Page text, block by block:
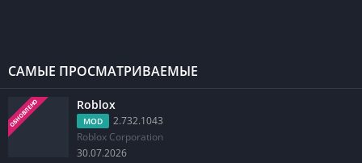
САМЫЕ ПРОСМАТРИВАЕМЫЕ
ОБНОВЛЕНО Roblox
MOD
2.732.1043
Roblox Corporation
30.07.2026